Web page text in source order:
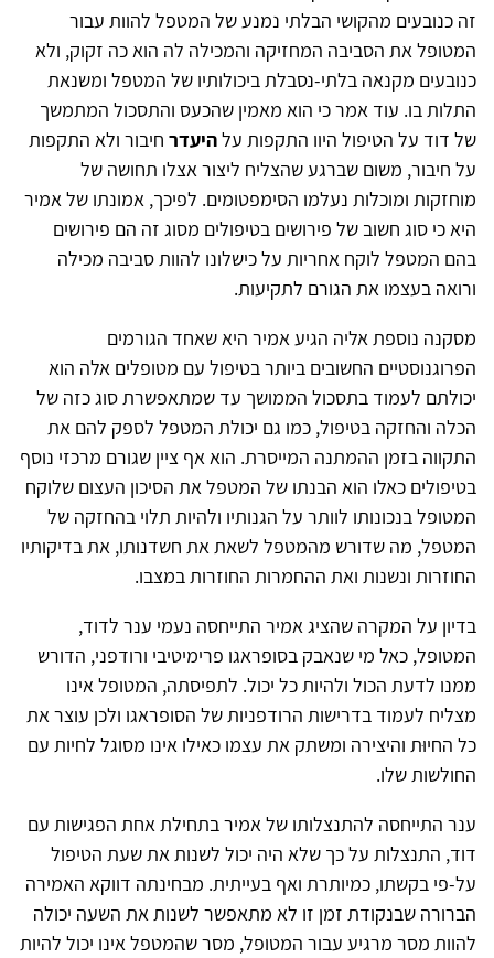
זה כנובעים מהקושי הבלתי נמנע של המטפל להוות עבור
המטופל את הסביבה המחזיקה והמכילה לה הוא כה זקוק, ולא
כנובעים מקנאה בלתי-נסבלת ביכולותיו של המטפל ומשנאת
התלות בו. עוד אמר כי הוא מאמין שהכעס והתסכול המתמשך
של דוד על הטיפול היוו התקפות עלהיעדר חיבור ולא התקפות
על חיבור, משום שברגע שהצליח ליצור אצלו תחושה של
מוחזקות ומוכלות נעלמו הסימפטומים. לפיכך, אמונתו של אמיר
היא כי סוג חשוב של פירושים בטיפולים מסוג זה הם פירושים
בהם המטפל לוקח אחריות על כישלונו להוות סביבה מכילה
ורואה בעצמו את הגורם לתקיעות.
מסקנה נוספת אליה הגיע אמיר היא שאחד הגורמים
הפרוגנוסטיים החשובים ביותר בטיפול עם מטופלים אלה הוא
יכולתם לעמוד בתסכול הממושך עד שמתאפשרת סוג כזה של
הכלה והחזקה בטיפול, כמו גם יכולת המטפל לספק להם את
התקווה בזמן ההמתנה המייסרת. הוא אף ציין שגורם מרכזי נוסף
בטיפולים כאלו הוא הבנתו של המטפל את הסיכון העצום שלוקח
המטופל בנכונותו לוותר על הגנותיו ולהיות תלוי בהחזקה של
המטפל, מה שדורש מהמטפל לשאת את חשדנותו, את בדיקותיו
החוזרות ונשנות ואת ההחמרות החוזרות במצבו.
בדיון על המקרה שהציג אמיר התייחסה נעמי ענר לדוד,
המטופל, כאל מי שנאבק בסופראגו פרימיטיבי ורודפני, הדורש
ממנו לדעת הכול ולהיות כל יכול. לתפיסתה, המטופל אינו
מצליח לעמוד בדרישות הרודפניות של הסופראגו ולכן עוצר את
כל החיוּת והיצירה ומשתק את עצמו כאילו אינו מסוגל לחיות עם
החולשות שלו.
ענר התייחסה להתנצלותו של אמיר בתחילת אחת הפגישות עם
דוד, התנצלות על כך שלא היה יכול לשנות את שעת הטיפול
על-פי בקשתו, כמיותרת ואף בעייתית. מבחינתה דווקא האמירה
הברורה שבנקודת זמן זו לא מתאפשר לשנות את השעה יכולה
להוות מסר מרגיע עבור המטופל, מסר שהמטפל אינו יכול להיות